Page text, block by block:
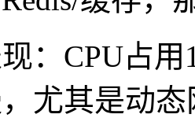
CPU占用
尤其是动态